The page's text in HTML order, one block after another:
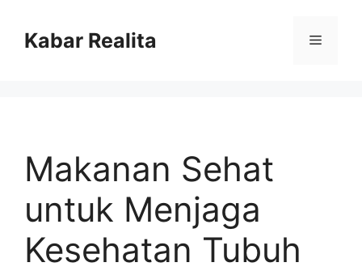
contentKabar Realita Menu
Makanan Sehat
untuk Menjaga
Kesehatan Tubuh